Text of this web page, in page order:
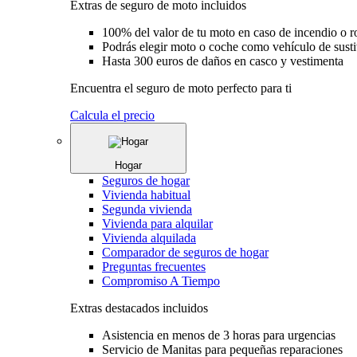
Extras de seguro de moto incluidos
100% del valor de tu moto en caso de incendio o
Podrás elegir moto o coche como vehículo de
Hasta 300 euros de daños en casco y vestimenta
Encuentra el seguro de moto perfecto para ti
Calcula el precio
Hogar
Seguros de hogar
Vivienda habitual
Segunda vivienda
Vivienda para alquilar
Vivienda alquilada
Comparador de seguros de hogar
Preguntas frecuentes
Compromiso A Tiempo
Extras destacados incluidos
Asistencia en menos de 3 horas para urgencias
Servicio de Manitas para pequeñas reparaciones